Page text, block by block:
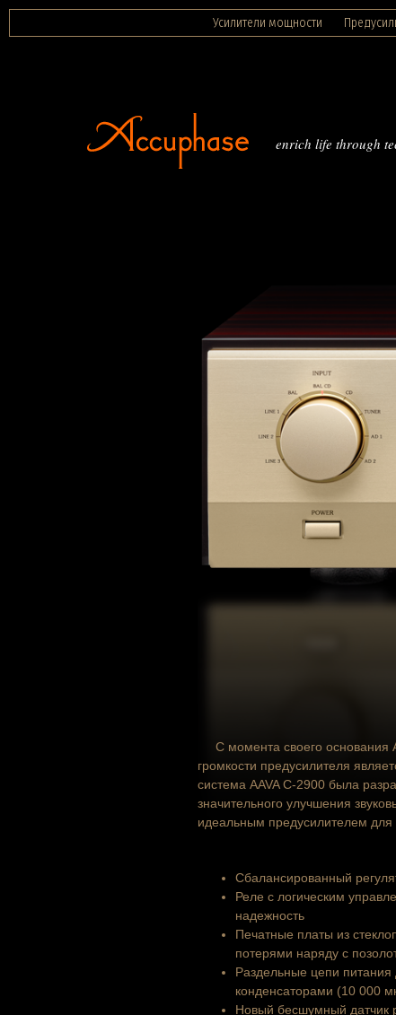
Усилители мощности
enrich life through
С момента своего основания
громкости предусилителя
система AAVAC-2900 была
значительного улучшения
идеальным предусилителем
Сбалансированный
Реле с логическим
надежность
Печатные платы из
потерями наряду с
Раздельные цепи
конденсаторами (10 000
Новый бесшумный датчик